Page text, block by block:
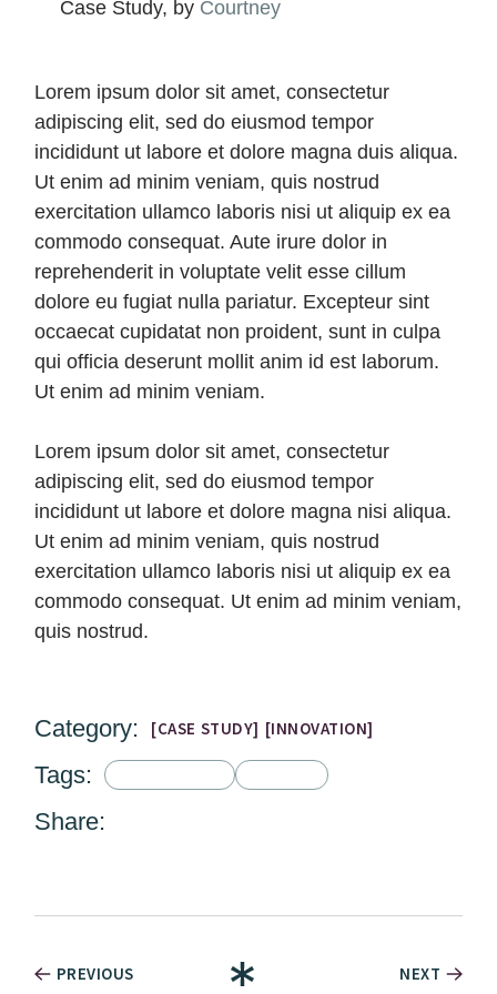
Case Study, by Courtney
Lorem ipsum dolor sit amet, consectetur
adipiscing elit, sed do eiusmod tempor
incididunt ut labore et dolore magna duis aliqua.
Ut enim ad minim veniam, quis nostrud
exercitation ullamco laboris nisi ut aliquip ex ea
commodo consequat. Aute irure dolor in
reprehenderit in voluptate velit esse cillum
dolore eu fugiat nulla pariatur. Excepteur sint
occaecat cupidatat non proident, sunt in culpa
qui officia deserunt mollit anim id est laborum.
Ut enim ad minim veniam.
Lorem ipsum dolor sit amet, consectetur
adipiscing elit, sed do eiusmod tempor
incididunt ut labore et dolore magna nisi aliqua.
Ut enim ad minim veniam, quis nostrud
exercitation ullamco laboris nisi ut aliquip ex ea
commodo consequat. Ut enim ad minim veniam,
quis nostrud.
Category: CASE STUDY INNOVATION
Tags:
Share:
PREVIOUS NEXT